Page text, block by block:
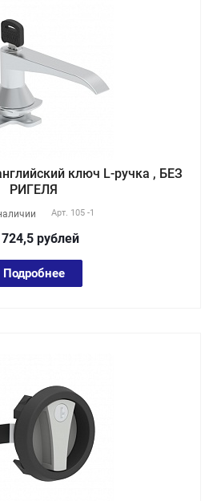
ключ L-ручка , БЕЗ
РИГЕЛЯ
Арт. 105 -1
рублей
Подробнее